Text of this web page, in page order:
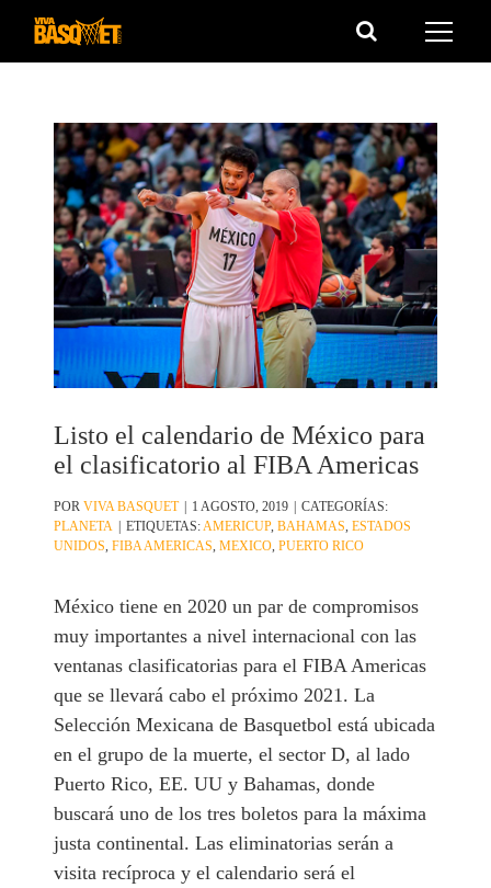
Saltar
Listo el calendario de México para
el clasificatorio al FIBA Americas
PORVIVA BASQUET 1 AGOSTO, 2019
CATEGORÍAS:
PLANETA
ETIQUETAS:AMERICUP,BAHAMAS,ESTADOS
UNIDOS,FIBA AMERICAS,MEXICO,PUERTO RICO
México tiene en 2020 un par de compromisos
muy importantes a nivel internacional con las
ventanas clasificatorias para el FIBA Americas
que se llevará cabo el próximo 2021. La
Selección Mexicana de Basquetbol está ubicada
en el grupo de la muerte, el sector D, al lado
Puerto Rico, EE. UU y Bahamas, donde
buscará uno de los tres boletos para la máxima
justa continental. Las eliminatorias serán a
visita recíproca y el calendario será el